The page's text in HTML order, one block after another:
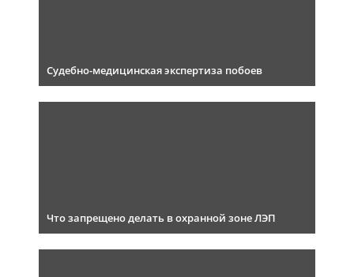
Судебно-медицинская экспертиза побоев
Что запрещено делать в охранной зоне ЛЭП